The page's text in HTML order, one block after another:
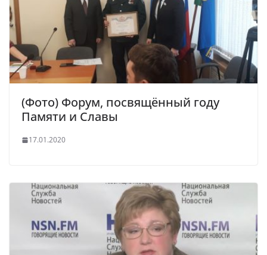
(Фото) Форум, посвящённый году
Памяти и Славы
17.01.2020